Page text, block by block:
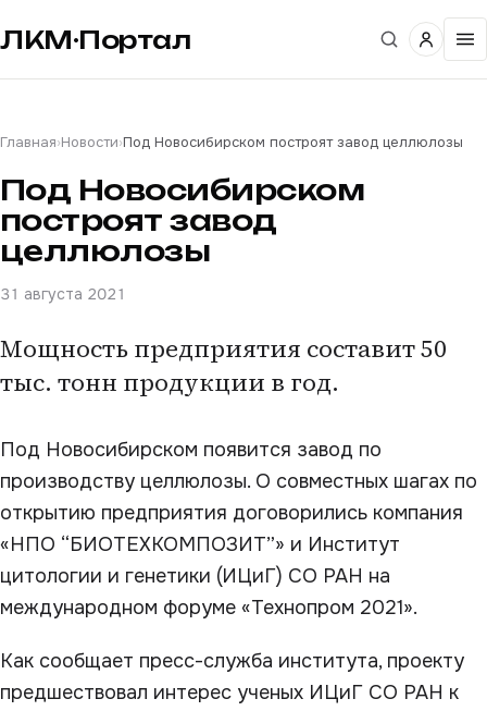
ЛКМ·Портал
Главная›Новости›Под Новосибирском построят завод целлюлозы
Под Новосибирском
построят завод
целлюлозы
31 августа 2021
Мощность предприятия составит 50
тыс. тонн продукции в год.
Под Новосибирском появится завод по
производству целлюлозы. О совместных шагах по
открытию предприятия договорились компания
«НПО “БИОТЕХКОМПОЗИТ”» и Институт
цитологии и генетики (ИЦиГ) СО РАН на
международном форуме «Технопром 2021».
Как сообщает пресс-служба института, проекту
предшествовал интерес ученых ИЦиГ СО РАН к